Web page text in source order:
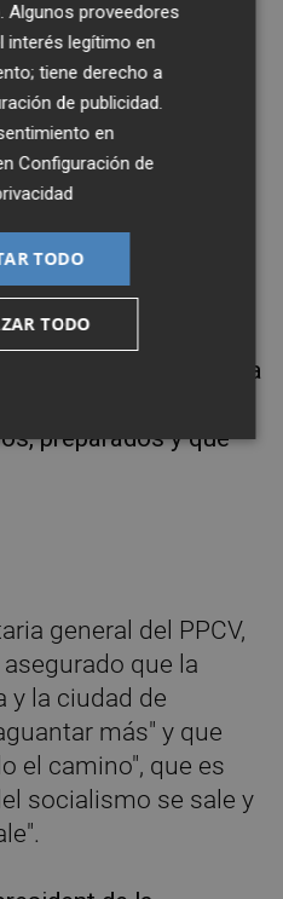
que la única
Comunitat
trabajar y trabajar"
y
ganará porque se
de la Catalá
no debe ser "Tu
mientras que en
que España y la
"adulta" y
preparados y que
general del PPCV,
que la
y la ciudad de
más" y que
el camino", que es
socialismo se sale y
Algunos proveedores
interés legítimo en
tiene derecho a
de publicidad.
en
Configuración de
TODO
TODO